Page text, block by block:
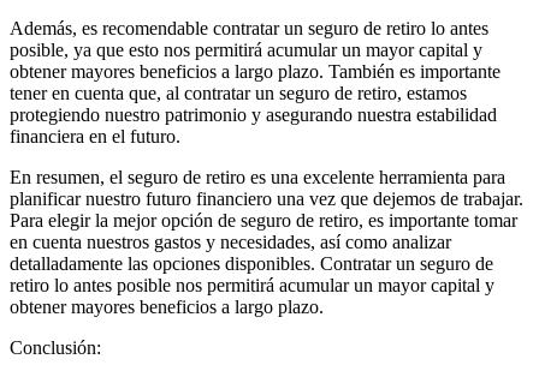
Además, es recomendable contratar un seguro de retiro lo antes
posible, ya que esto nos permitirá acumular un mayor capital y
obtener mayores beneficios a largo plazo. También es importante
tener en cuenta que, al contratar un seguro de retiro, estamos
protegiendo nuestro patrimonio y asegurando nuestra estabilidad
financiera en el futuro.
En resumen, el seguro de retiro es una excelente herramienta para
planificar nuestro futuro financiero una vez que dejemos de trabajar.
Para elegir la mejor opción de seguro de retiro, es importante tomar
en cuenta nuestros gastos y necesidades, así como analizar
detalladamente las opciones disponibles. Contratar un seguro de
retiro lo antes posible nos permitirá acumular un mayor capital y
obtener mayores beneficios a largo plazo.
Conclusión: